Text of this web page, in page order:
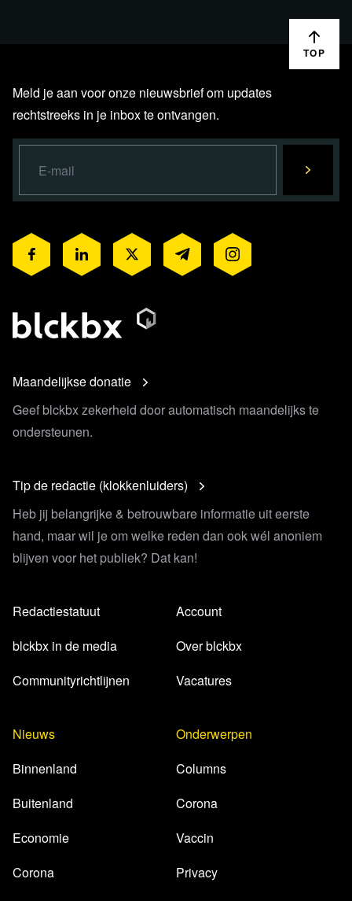
Steun blckbx en maak onderdeel
Word blckbx buddy
Lees 40 reacties
Lees verder
TOP
Meld je aan voor onze nieuwsbrief om updates
rechtstreeks in je inbox te ontvangen.
Maandelijkse donatie
Geef blckbx zekerheid door automatisch maandelijks te
ondersteunen.
Tip de redactie (klokkenluiders)
Heb jij belangrijke & betrouwbare informatie uit eerste
hand, maar wil je om welke reden dan ook wél anoniem
blijven voor het publiek? Dat kan!
Redactiestatuut
blckbx in de media
Communityrichtlijnen
Account
Over blckbx
Vacatures
Nieuws
Binnenland
Buitenland
Economie
Corona
Onderwerpen
Columns
Corona
Vaccin
Privacy